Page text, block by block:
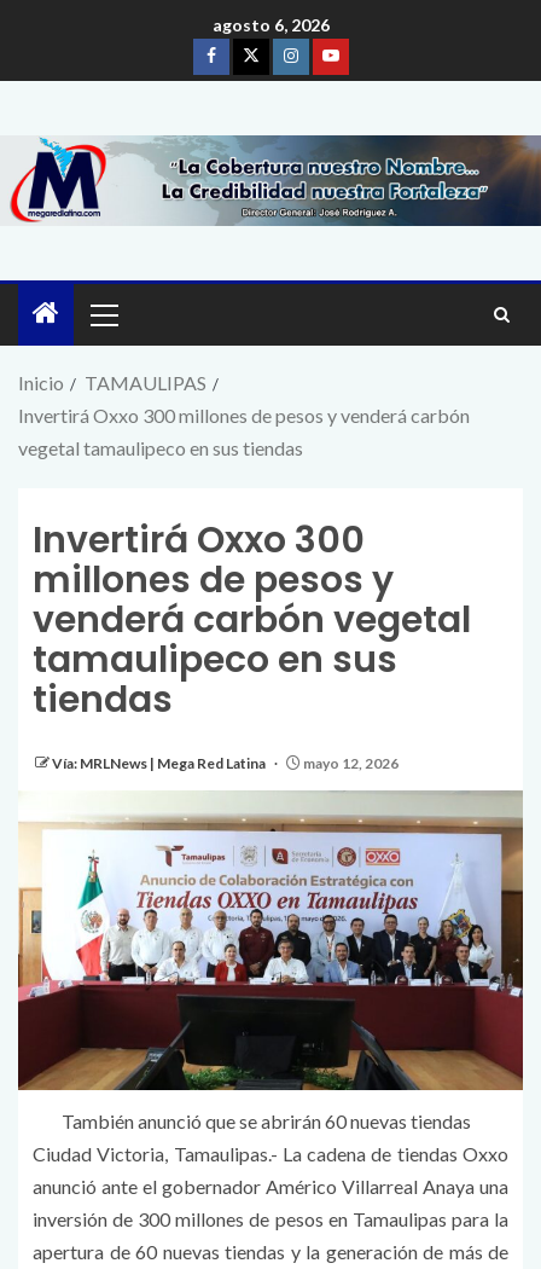
agosto 6, 2026
Inicio
TAMAULIPAS
Invertirá Oxxo 300 millones de pesos y venderá carbón
vegetal tamaulipeco en sus tiendas
Invertirá Oxxo 300
millones de pesos y
venderá carbón vegetal
tamaulipeco en sus
tiendas
Vía: MRLNews | Mega Red Latina mayo 12, 2026
También anunció que se abrirán 60 nuevas tiendas
Ciudad Victoria, Tamaulipas.- La cadena de tiendas Oxxo
anunció ante el gobernador Américo Villarreal Anaya una
inversión de 300 millones de pesos en Tamaulipas para la
apertura de 60 nuevas tiendas y la generación de más de